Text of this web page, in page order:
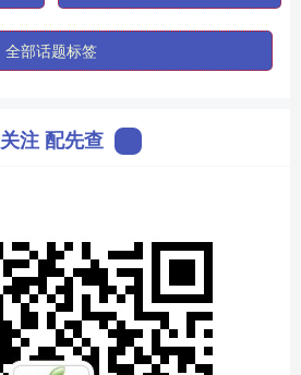
全部话题标签
关注 配先查